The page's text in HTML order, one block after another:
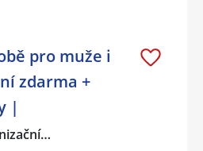
pro muže i
zdarma +
|